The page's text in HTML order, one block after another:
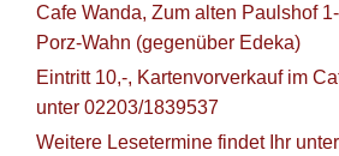
Cafe Wanda, Zum alten Paulshof
Porz-Wahn (gegenüber Edeka)
Eintritt 10,-, Kartenvorverkauf im
unter 02203/1839537
Weitere Lesetermine findet Ihr unter